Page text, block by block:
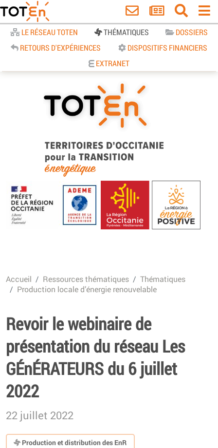
LE RÉSEAU TOTEN THÉMATIQUES
DOSSIERS
RETOURS D'EXPÉRIENCES
DISPOSITIFS FINANCIERS
EXTRANET
TOTEn Occitanie | Territoires
d’Occitanie pour la Transition
Energétique
Accueil Ressources thématiques
Thématiques
Production locale d’énergie renouvelable
Revoir le webinaire de
présentation du réseau Les
GÉnÉRATEURS du 6 juillet
2022
22 juillet 2022
Production et distribution des EnR